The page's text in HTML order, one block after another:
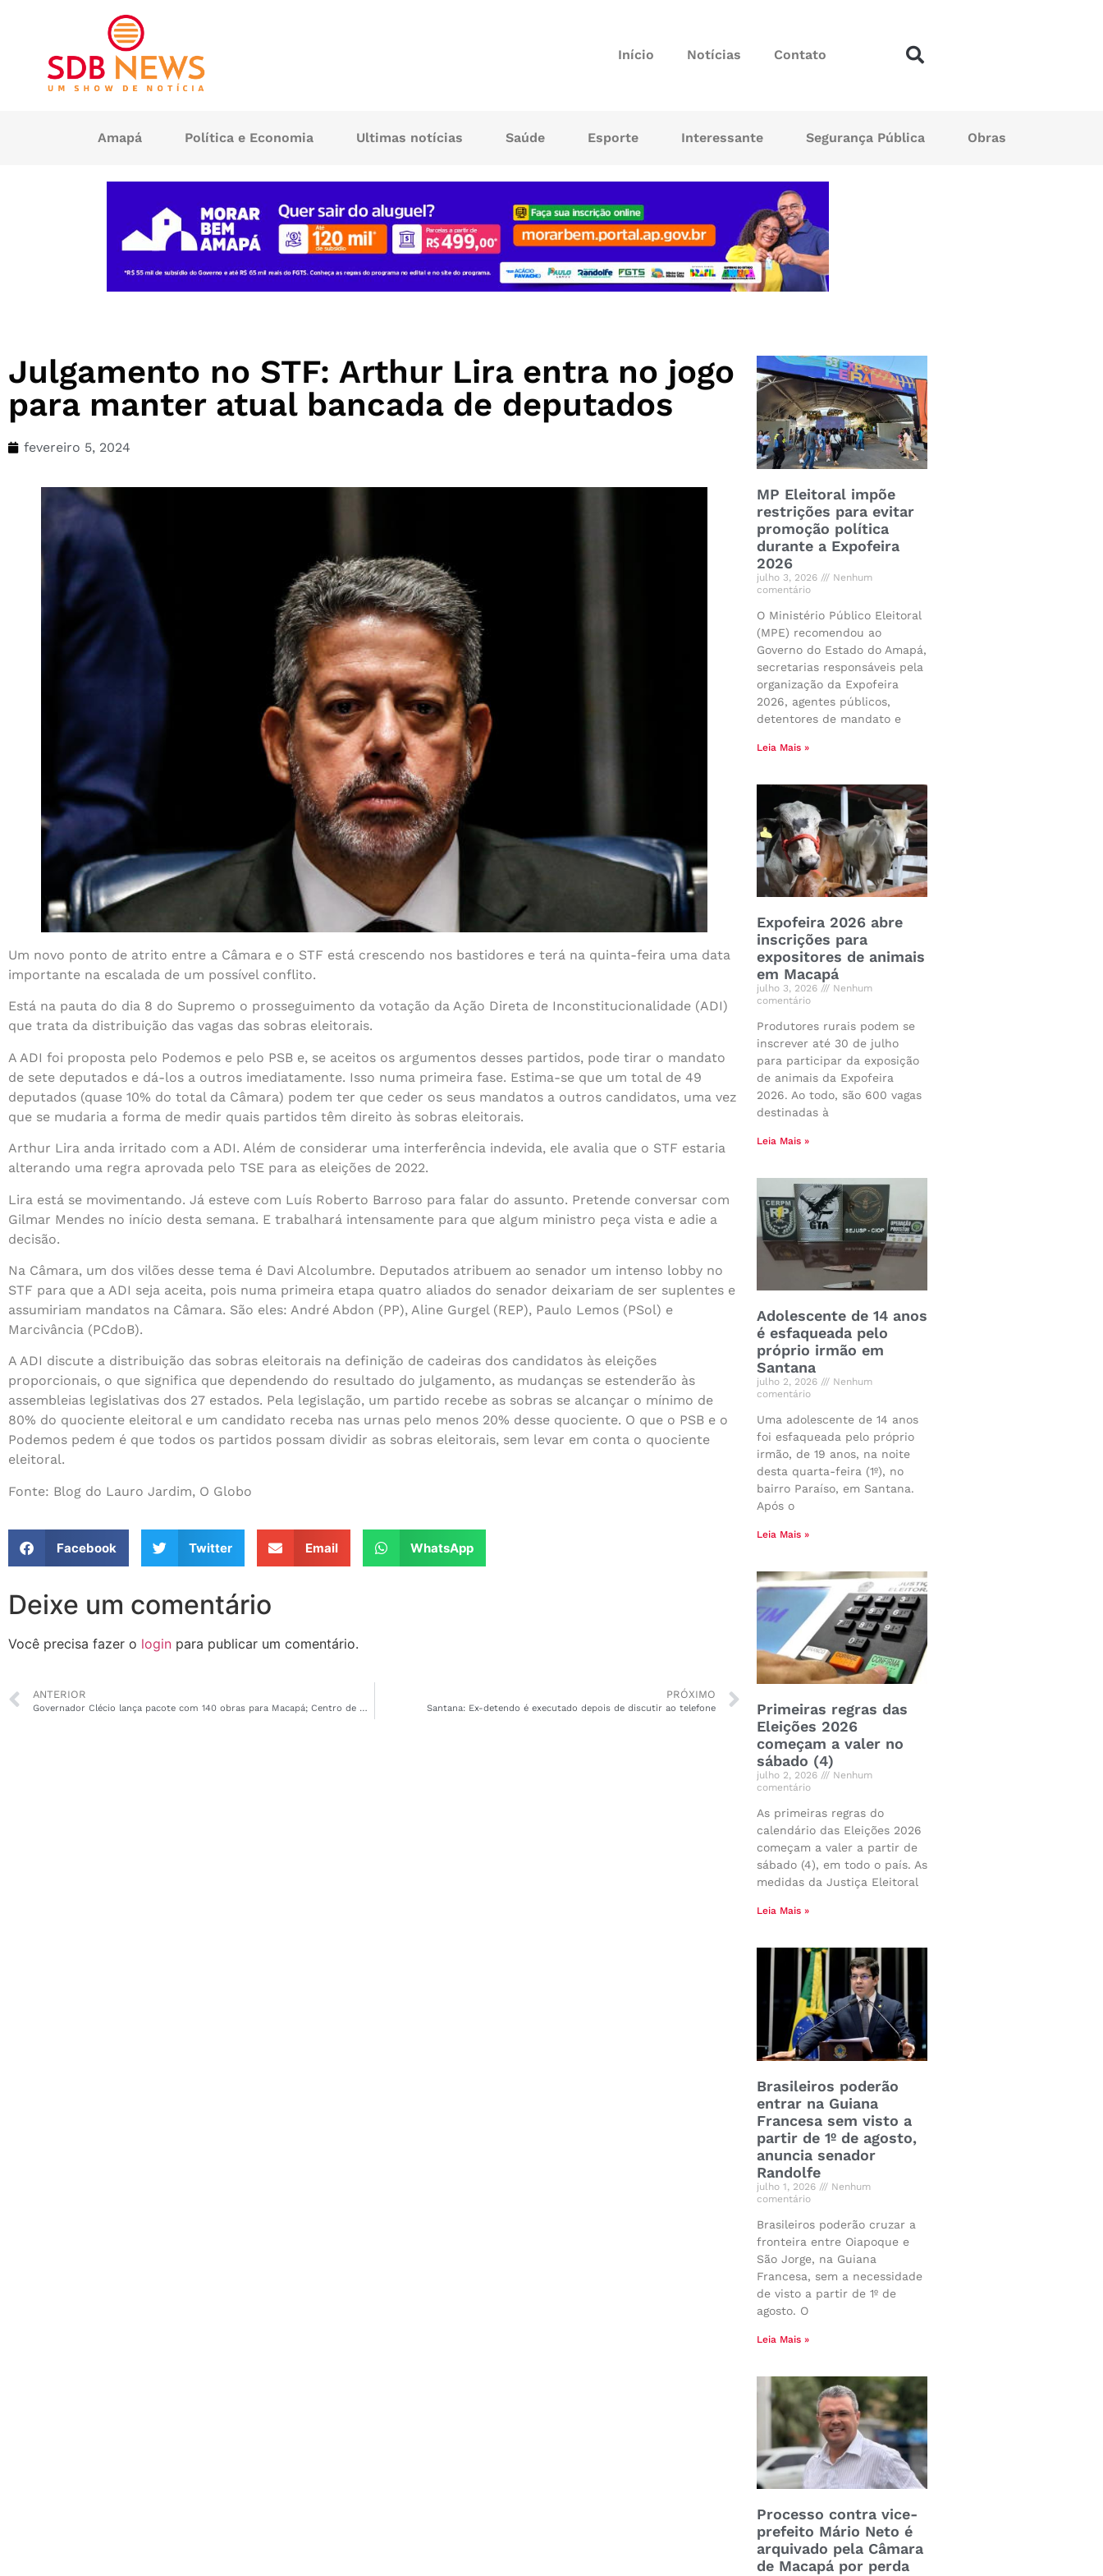
Início Notícias Contato
Amapá Política e Economia Ultimas notícias Saúde Esporte Interessante Segurança Pública Obras
Julgamento no STF: Arthur Lira entra no jogo
para manter atual bancada de deputados
fevereiro 5, 2024
Um novo ponto de atrito entre a Câmara e o STF está crescendo nos bastidores e terá na quinta-feira uma data
importante na escalada de um possível conflito.
Está na pauta do dia 8 do Supremo o prosseguimento da votação da Ação Direta de Inconstitucionalidade (ADI)
que trata da distribuição das vagas das sobras eleitorais.
A ADI foi proposta pelo Podemos e pelo PSB e, se aceitos os argumentos desses partidos, pode tirar o mandato
de sete deputados e dá-los a outros imediatamente. Isso numa primeira fase. Estima-se que um total de 49
deputados (quase 10% do total da Câmara) podem ter que ceder os seus mandatos a outros candidatos, uma vez
que se mudaria a forma de medir quais partidos têm direito às sobras eleitorais.
Arthur Lira anda irritado com a ADI. Além de considerar uma interferência indevida, ele avalia que o STF estaria
alterando uma regra aprovada pelo TSE para as eleições de 2022.
Lira está se movimentando. Já esteve com Luís Roberto Barroso para falar do assunto. Pretende conversar com
Gilmar Mendes no início desta semana. E trabalhará intensamente para que algum ministro peça vista e adie a
decisão.
Na Câmara, um dos vilões desse tema é Davi Alcolumbre. Deputados atribuem ao senador um intenso lobby no
STF para que a ADI seja aceita, pois numa primeira etapa quatro aliados do senador deixariam de ser suplentes e
assumiriam mandatos na Câmara. São eles: André Abdon (PP), Aline Gurgel (REP), Paulo Lemos (PSol) e
Marcivância (PCdoB).
A ADI discute a distribuição das sobras eleitorais na definição de cadeiras dos candidatos às eleições
proporcionais, o que significa que dependendo do resultado do julgamento, as mudanças se estenderão às
assembleias legislativas dos 27 estados. Pela legislação, um partido recebe as sobras se alcançar o mínimo de
80% do quociente eleitoral e um candidato receba nas urnas pelo menos 20% desse quociente. O que o PSB e o
Podemos pedem é que todos os partidos possam dividir as sobras eleitorais, sem levar em conta o quociente
eleitoral.
Fonte: Blog do Lauro Jardim, O Globo
Facebook Twitter Email WhatsApp
Deixe um comentário
Você precisa fazer o login para publicar um comentário.
ANTERIOR
Governador Clécio lança pacote com 140 obras para Macapá; Centro de Convenções é o destaque
PRÓXIMO
Santana: Ex-detendo é executado depois de discutir ao telefone
MP Eleitoral impõe
restrições para evitar
promoção política
durante a Expofeira
2026
julho 3, 2026
Nenhum
comentário
O Ministério Público Eleitoral
(MPE) recomendou ao
Governo do Estado do Amapá,
secretarias responsáveis pela
organização da Expofeira
2026, agentes públicos,
detentores de mandato e
Leia Mais »
Expofeira 2026 abre
inscrições para
expositores de animais
em Macapá
julho 3, 2026
Nenhum
comentário
Produtores rurais podem se
inscrever até 30 de julho
para participar da exposição
de animais da Expofeira
2026. Ao todo, são 600 vagas
destinadas à
Leia Mais »
Adolescente de 14 anos
é esfaqueada pelo
próprio irmão em
Santana
julho 2, 2026
Nenhum
comentário
Uma adolescente de 14 anos
foi esfaqueada pelo próprio
irmão, de 19 anos, na noite
desta quarta-feira (1º), no
bairro Paraíso, em Santana.
Após o
Leia Mais »
Primeiras regras das
Eleições 2026
começam a valer no
sábado (4)
julho 2, 2026
Nenhum
comentário
As primeiras regras do
calendário das Eleições 2026
começam a valer a partir de
sábado (4), em todo o país. As
medidas da Justiça Eleitoral
Leia Mais »
Brasileiros poderão
entrar na Guiana
Francesa sem visto a
partir de 1º de agosto,
anuncia senador
Randolfe
julho 1, 2026
Nenhum
comentário
Brasileiros poderão cruzar a
fronteira entre Oiapoque e
São Jorge, na Guiana
Francesa, sem a necessidade
de visto a partir de 1º de
agosto. O
Leia Mais »
Processo contra vice-
prefeito Mário Neto é
arquivado pela Câmara
de Macapá por perda